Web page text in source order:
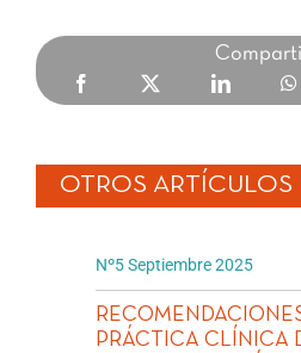
OTROS ARTÍCULOS
Nº5 Septiembre 2025
PRÁCTICA CLÍNICA